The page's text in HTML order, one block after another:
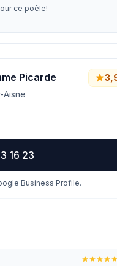
ce poêle!
Picarde
Aisne
16 23
Business Profile.